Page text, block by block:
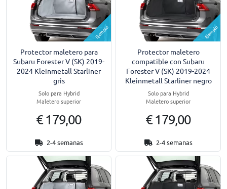
Ejemplo
Protector maletero para
Subaru Forester V (SK) 2019-
2024 Kleinmetall Starliner
gris
Solo para Hybrid
Maletero superior
€ 179,00
2-4 semanas
Ejemplo
Protector maletero
compatible con Subaru
Forester V (SK) 2019-2024
Kleinmetall Starliner negro
Solo para Hybrid
Maletero superior
€ 179,00
2-4 semanas